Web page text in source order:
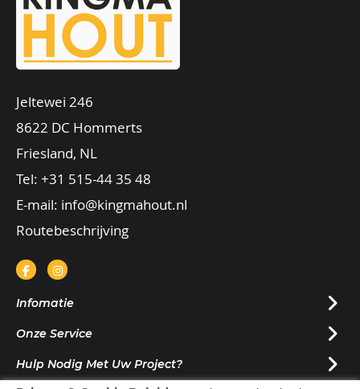
Jeltewei 246
8622 DC Hommerts
Friesland, NL
Tel: +31 515-44 35 48
E-mail: info@kingmahout.nl
Routebeschrijving
Infomatie
Onze Service
Hulp Nodig Met Uw Project?